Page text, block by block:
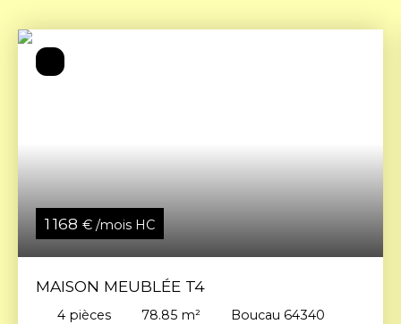
1 168 € /mois HC
MAISON MEUBLÉE T4
4 pièces 78.85 m²
Boucau 64340